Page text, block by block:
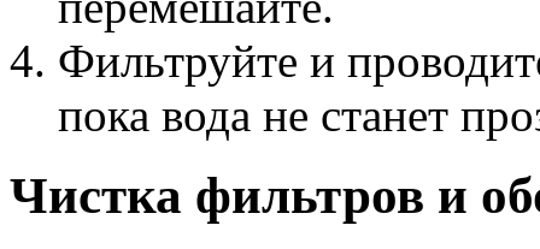
Фильтруйте и
пока вода не станет
Чистка фильтров и